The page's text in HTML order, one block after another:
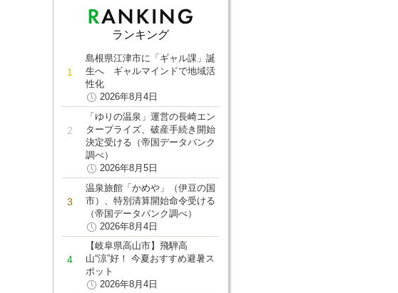
ランキング
島根県江津市に「ギャル課」誕
生へ ギャルマインドで地域活
性化
2026年8月4日
「ゆりの温泉」運営の長崎エン
タープライズ、破産手続き開始
決定受ける（帝国データバンク
調べ）
2026年8月5日
温泉旅館「かめや」（伊豆の国
市）、特別清算開始命令受ける
（帝国データバンク調べ）
2026年8月4日
【岐阜県高山市】飛騨高
山“涼”好！ 今夏おすすめ避暑ス
ポット
2026年8月4日